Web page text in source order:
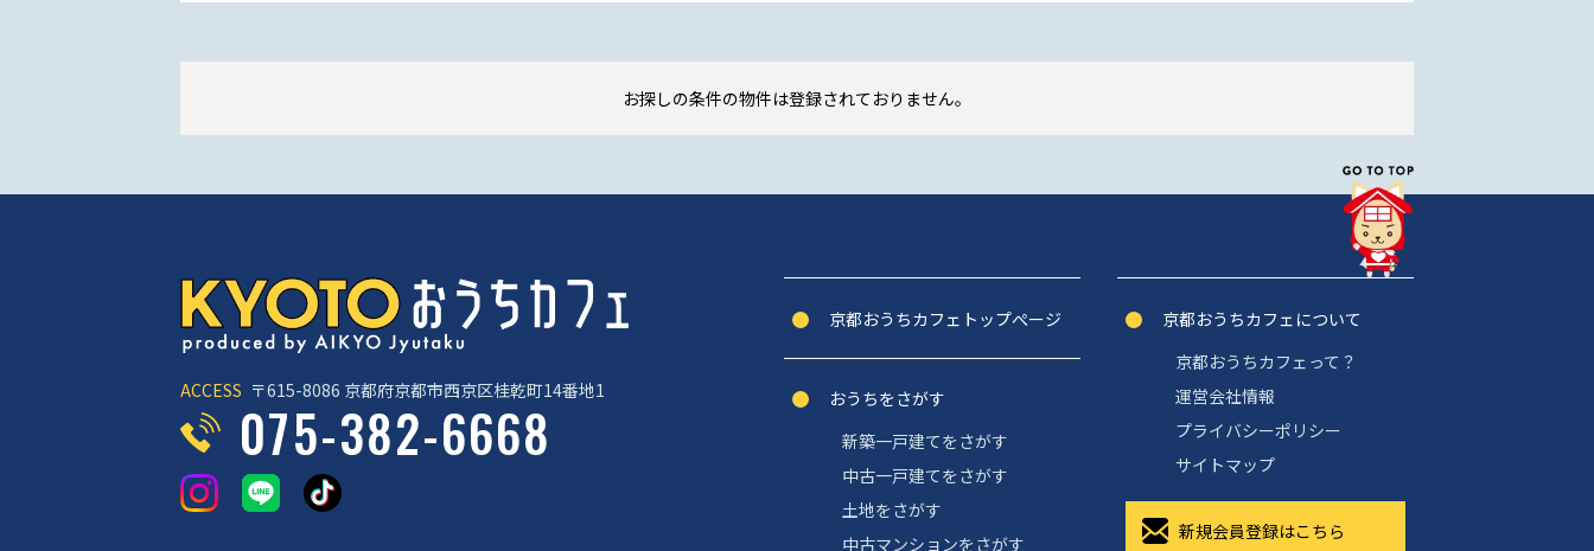
お探しの条件の物件は登録されておりません。
ACCESS 〒615-8086 京都府京都市西京区桂乾町14番地1
075-382-6668
京都おうちカフェトップぺージ
おうちをさがす
新築一戸建てをさがす
中古一戸建てをさがす
土地をさがす
中古マンションをさがす
京都おうちカフェについて
京都おうちカフェって？
運営会社情報
プライバシーポリシー
サイトマップ
新規会員登録はこちら